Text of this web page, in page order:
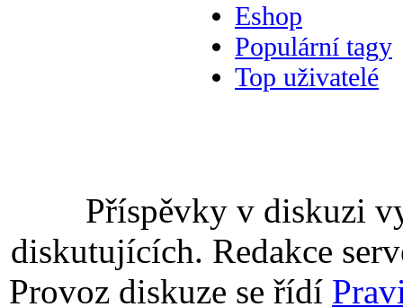
Eshop
Populární tagy
Top uživatelé
Příspěvky v diskuzi
diskutujících. Redakce
Provoz diskuze se řídí